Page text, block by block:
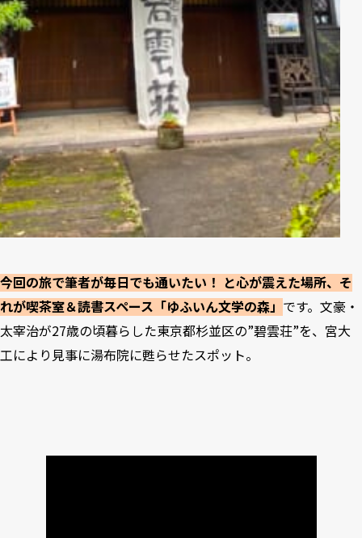
今回の旅で筆者が毎日でも通いたい！ と心が震えた場所、そ
れが喫茶室＆読書スペース「ゆふいん文学の森」 です。文豪・
太宰治が27歳の頃暮らした東京都杉並区の”碧雲荘”を、宮大
工により見事に湯布院に甦らせたスポット。